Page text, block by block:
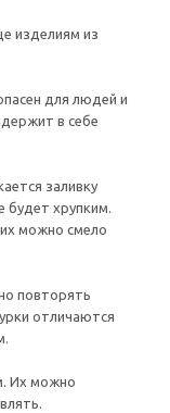
изделиям из
для людей и
в себе
заливку
будет хрупким.
можно смело
повторять
отличаются
Их можно